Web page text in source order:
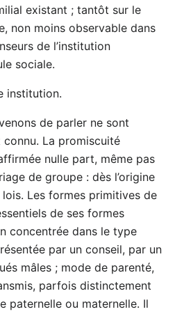
existant ; tantôt sur le
non moins observable dans
de l’institution
sociale.
institution.
de parler ne sont
La promiscuité
nulle part, même pas
de groupe : dès l’origine
Les formes primitives de
de ses formes
concentrée dans le type
par un conseil, par un
mâles ; mode de parenté,
parfois distinctement
paternelle ou maternelle. Il